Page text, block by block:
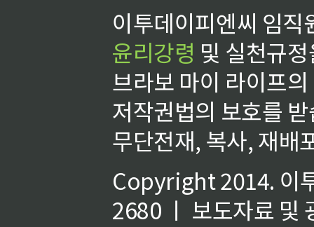
이투데이피엔씨 임
윤리강령 및 실천규
브라보 마이 라이프
저작권법의 보호를
무단전재, 복사, 재배
Copyright 2014. 이
2680 ㅣ 보도자료